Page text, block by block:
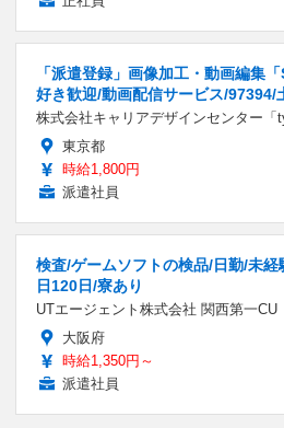
「派遣登録」画像加工・動画編集
好き歓迎/動画配信サービス/97394/
株式会社キャリアデザインセンター「
東京都
時給1,800円
派遣社員
検査/ゲームソフトの検品/日勤/未
日120日/寮あり
UTエージェント株式会社 関西第一CU
大阪府
時給1,350円～
派遣社員